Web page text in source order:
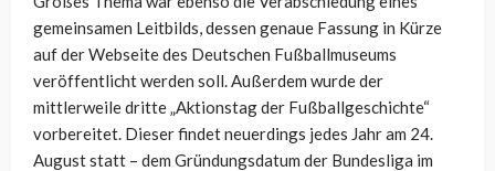
gemeinsamen Leitbilds, dessen genaue Fassung in Kürze
auf der Webseite des Deutschen Fußballmuseums
veröffentlicht werden soll. Außerdem wurde der
mittlerweile dritte „Aktionstag der Fußballgeschichte“
vorbereitet. Dieser findet neuerdings jedes Jahr am 24.
August statt – dem Gründungsdatum der Bundesliga im